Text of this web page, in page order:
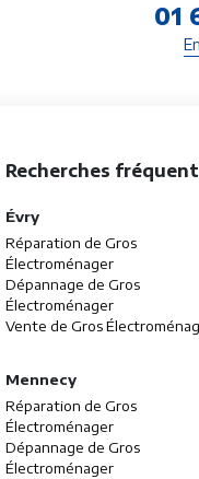
01
Recherches
Évry
Réparation de Gros
Électroménager
Dépannage de Gros
Électroménager
Vente de Gros
Mennecy
Réparation de Gros
Électroménager
Dépannage de Gros
Électroménager